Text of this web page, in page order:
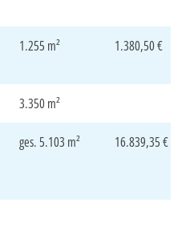
1.255 m² 1.380,50 €
3.350 m²
ges. 5.103 m² 16.839,35 €